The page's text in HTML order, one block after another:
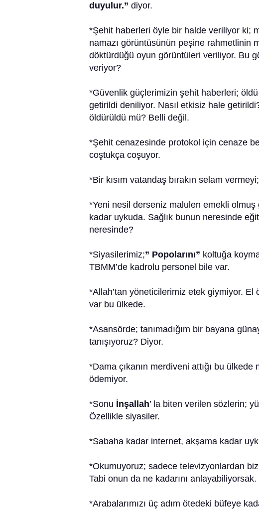
duyulur.” diyor.
*Şehit haberleri öyle bir halde veriliyor ki;
namazı görüntüsünün peşine rahmetlinin
döktürdüğü oyun görüntüleri veriliyor. Bu
veriyor?
*Güvenlik güçlerimizin şehit haberleri;
getirildi deniliyor. Nasıl etkisiz hale getirildi?
öldürüldü mü? Belli değil.
*Şehit cenazesinde protokol için cenaze
coştukça coşuyor.
*Bir kısım vatandaş bırakın selam
*Yeni nesil derseniz malulen emekli
kadar uykuda. Sağlık bunun neresinde
neresinde?
*Siyasilerimiz;” Popolarını” koltuğa
TBMM’de kadrolu personel bile var.
*Allah’tan yöneticilerimiz etek giymiyor.
var bu ülkede.
*Asansörde; tanımadığım bir bayana
tanışıyoruz? Diyor.
*Dama çıkanın merdiveni attığı bu ülkede
ödemiyor.
*Sonu İnşallah’ la biten verilen sözlerin;
Özellikle siyasiler.
*Sabaha kadar internet, akşama kadar
*Okumuyoruz; sadece televizyonlardan
Tabi onun da ne kadarını anlayabiliyorsak.
*Arabalarımızı üç adım ötedeki büfeye